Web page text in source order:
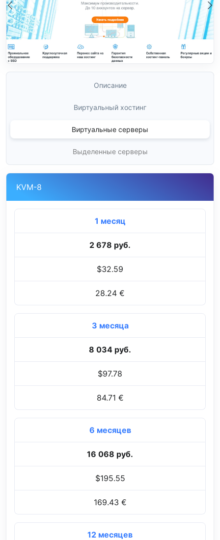
Описание
Виртуальный хостинг
Виртуальные серверы
Выделенные серверы
KVM-8
1 месяц
2 678 руб.
$32.59
28.24 €
3 месяца
8 034 руб.
$97.78
84.71 €
6 месяцев
16 068 руб.
$195.55
169.43 €
12 месяцев